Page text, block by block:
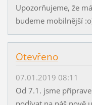
Upozorňujeme, že
budeme mobilnější
Otevřeno
07.01.2019 08:11
Od 7.1. jsme